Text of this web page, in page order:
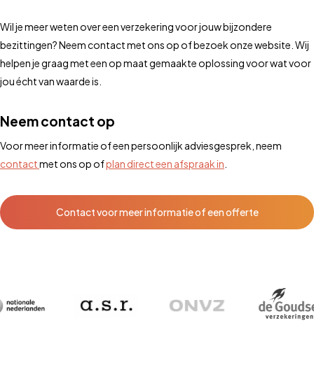
Wil je meer weten over een verzekering voor jouw bijzondere
bezittingen? Neem contact met ons op of bezoek onze website. Wij
helpen je graag met een op maat gemaakte oplossing voor wat voor
jou écht van waarde is.
Neem contact op
Voor meer informatie of een persoonlijk adviesgesprek, neem
contactmet ons op ofplan direct een afspraak in
Contact voor meer informatie of een offerte